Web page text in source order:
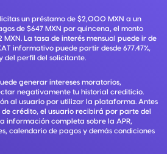
un préstamo de $2,000 MXN a un
de $647 MXN por quincena, el monto
La tasa de interés mensual puede ir de
informativo puede partir desde 677.47%,
del perfil del solicitante.
generar intereses moratorios,
negativamente tu historial crediticio.
al usuario por utilizar la plataforma. Antes
crédito, el usuario recibirá por parte del
información completa sobre la APR,
calendario de pagos y demás condiciones